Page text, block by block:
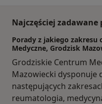
Najczęściej zadawane
Porady z jakiego zakresu
Medyczne, Grodzisk
Grodziskie Centrum
Mazowiecki dysponuje
następujących
reumatologia,